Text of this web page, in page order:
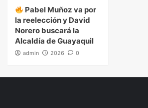
Pabel Muñoz va por
la reelección y David
Norero buscará la
Alcaldía de Guayaquil
admin 2026 0